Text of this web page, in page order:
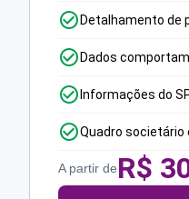
Detalhamento de
Dados
Informações do
Quadro
A partir deR$